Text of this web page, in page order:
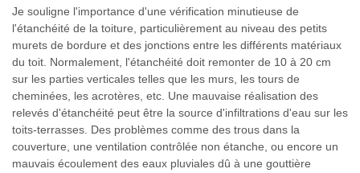
Je souligne l'importance d'une vérification minutieuse de
l'étanchéité de la toiture, particulièrement au niveau des petits
murets de bordure et des jonctions entre les différents matériaux
du toit. Normalement, l'étanchéité doit remonter de 10 à 20 cm
sur les parties verticales telles que les murs, les tours de
cheminées, les acrotères, etc. Une mauvaise réalisation des
relevés d'étanchéité peut être la source d'infiltrations d'eau sur les
toits-terrasses. Des problèmes comme des trous dans la
couverture, une ventilation contrôlée non étanche, ou encore un
mauvais écoulement des eaux pluviales dû à une gouttière